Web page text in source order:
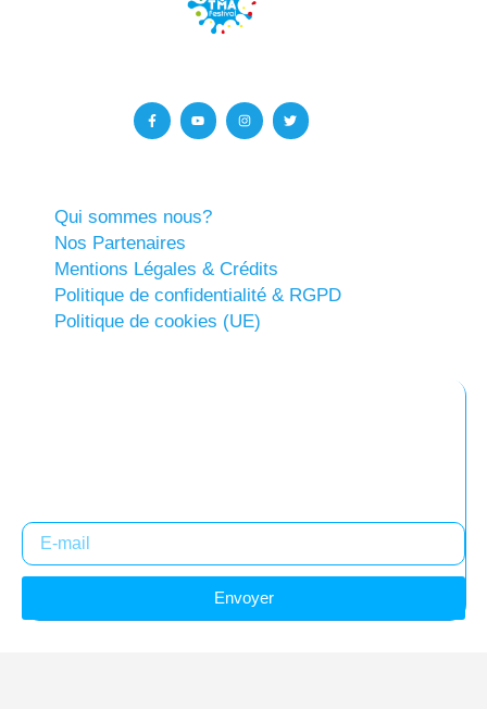
Qui sommes nous?
Nos Partenaires
Mentions Légales & Crédits
Politique de confidentialité & RGPD
Politique de cookies (UE)
Envoyer